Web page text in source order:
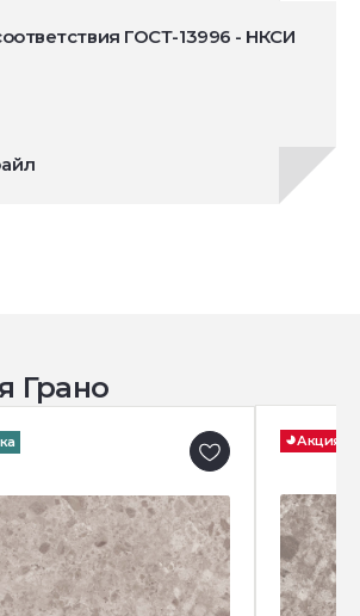
ГОСТ-13996 - НКСИ
Грано
Акция